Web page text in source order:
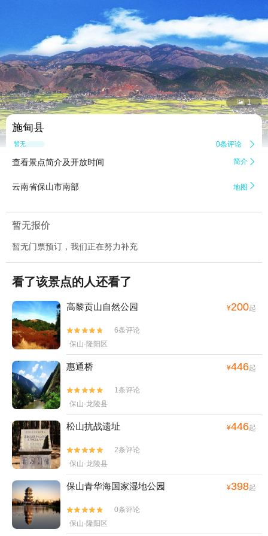
 1
施甸县
暂无点评 0条评论 
查看景点简介及开放时间 简介 
云南省保山市南部 地图 
暂无报价
暂无门票预订，我们正在努力补充
看了该景点的人还看了
高黎贡山自然公园 ¥200起


6条评论
保山·隆阳区
惠通桥 ¥446起


1条评论
保山·龙陵县
松山抗战遗址 ¥446起


2条评论
保山·龙陵县
保山青华海国家湿地公园 ¥398起


0条评论
保山·隆阳区